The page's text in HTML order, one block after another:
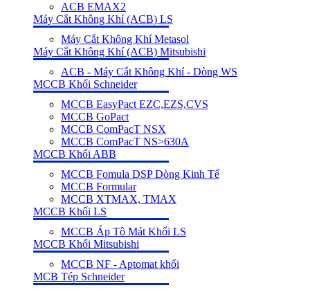
ACB EMAX2
Máy Cắt Không Khí (ACB) LS
Máy Cắt Không Khí Metasol
Máy Cắt Không Khí (ACB) Mitsubishi
ACB - Máy Cắt Không Khí - Dòng WS
MCCB Khối Schneider
MCCB EasyPact EZC,EZS,CVS
MCCB GoPact
MCCB ComPacT NSX
MCCB ComPacT NS>630A
MCCB Khối ABB
MCCB Fomula DSP Dòng Kinh Tế
MCCB Formular
MCCB XTMAX, TMAX
MCCB Khối LS
MCCB Áp Tô Mát Khối LS
MCCB Khối Mitsubishi
MCCB NF - Aptomat khối
MCB Tép Schneider